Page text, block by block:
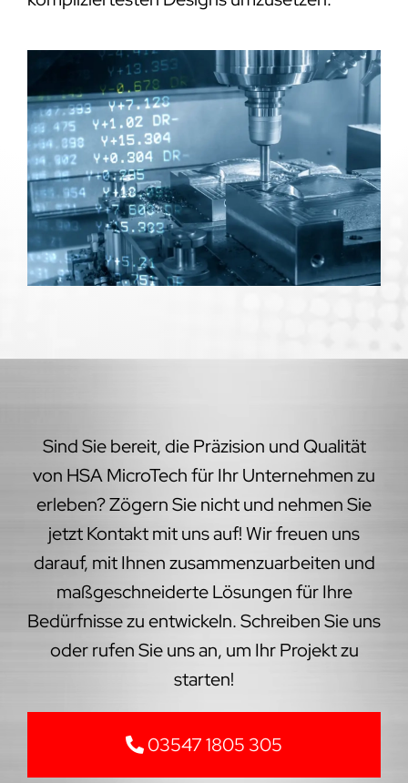
Sind Sie bereit, die Präzision und Qualität
von HSA MicroTech für Ihr Unternehmen zu
erleben? Zögern Sie nicht und nehmen Sie
jetzt Kontakt mit uns auf! Wir freuen uns
darauf, mit Ihnen zusammenzuarbeiten und
maßgeschneiderte Lösungen für Ihre
Bedürfnisse zu entwickeln. Schreiben Sie uns
oder rufen Sie uns an, um Ihr Projekt zu
starten!
03547 1805 305